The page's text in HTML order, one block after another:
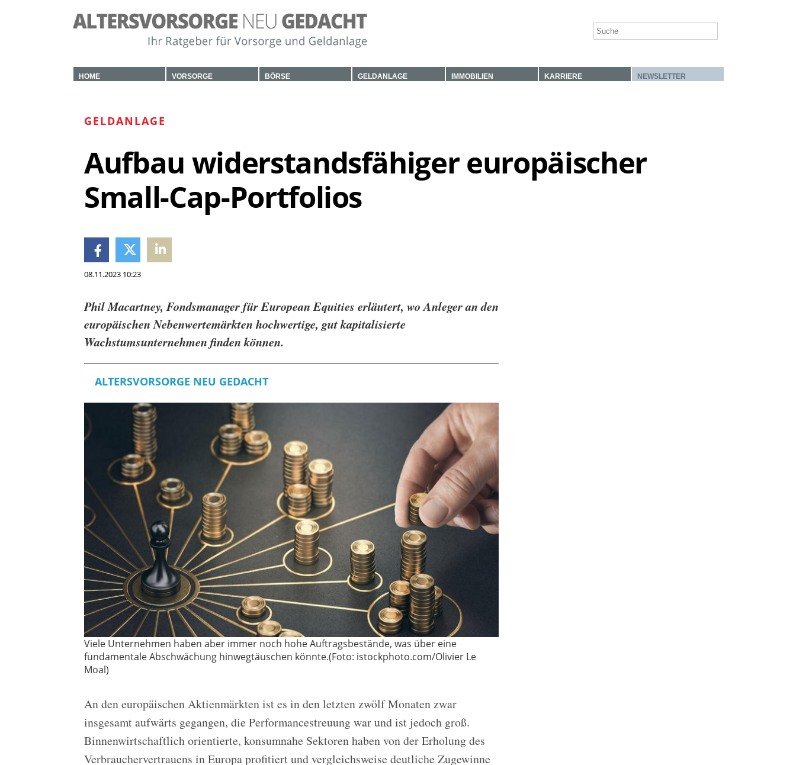
HOME VORSORGE BÖRSE GELDANLAGE IMMOBILIEN KARRIERE NEWSLETTER
GELDANLAGE
Aufbau widerstandsfähiger europäischer
Small-Cap-Portfolios
08.11.2023 10:23
Phil Macartney, Fondsmanager für European Equities erläutert, wo Anleger an den
europäischen Nebenwertemärkten hochwertige, gut kapitalisierte
Wachstumsunternehmen finden können.
ALTERSVORSORGE NEU GEDACHT
Viele Unternehmen haben aber immer noch hohe Auftragsbestände, was über eine
fundamentale Abschwächung hinwegtäuschen könnte.(Foto: istockphoto.com/Olivier Le
Moal)
An den europäischen Aktienmärkten ist es in den letzten zwölf Monaten zwar
insgesamt aufwärts gegangen, die Performancestreuung war und ist jedoch groß.
Binnenwirtschaftlich orientierte, konsumnahe Sektoren haben von der Erholung des
Verbrauchervertrauens in Europa profitiert und vergleichsweise deutliche Zugewinne